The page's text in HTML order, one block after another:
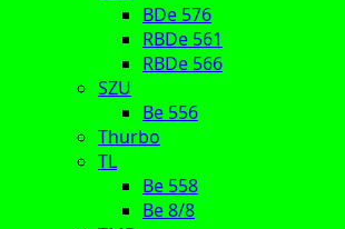
BDe 576
RBDe 561
RBDe 566
SZU
Be 556
Thurbo
TL
Be 558
Be 8/8